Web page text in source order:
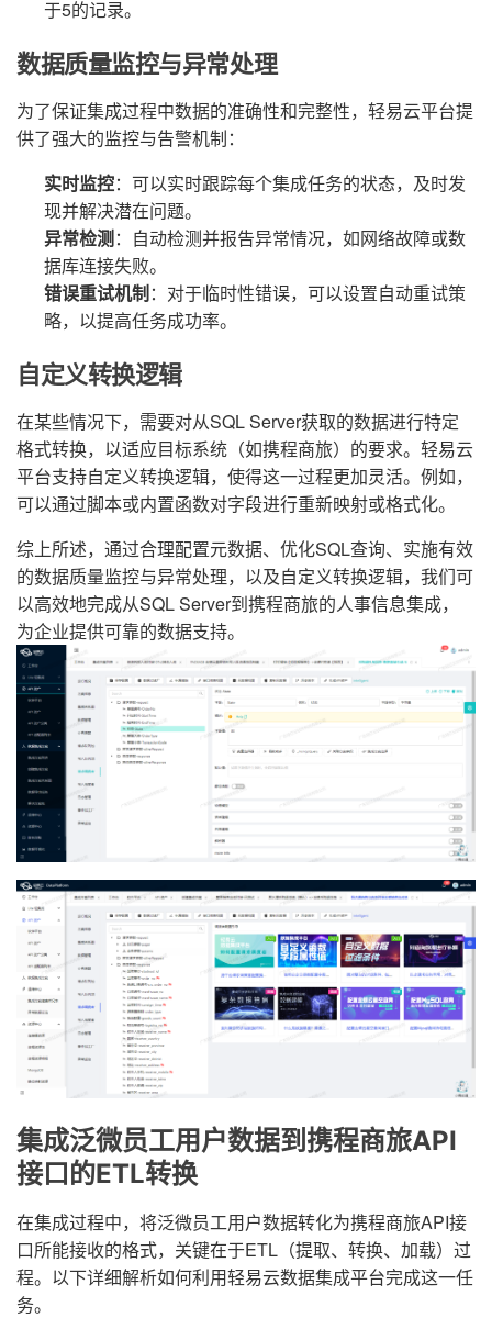
于5的记录。
数据质量监控与异常处理
为了保证集成过程中数据的准确性和完整性，轻易云平台提
供了强大的监控与告警机制：
实时监控：可以实时跟踪每个集成任务的状态，及时发
现并解决潜在问题。
异常检测：自动检测并报告异常情况，如网络故障或数
据库连接失败。
错误重试机制：对于临时性错误，可以设置自动重试策
略，以提高任务成功率。
自定义转换逻辑
在某些情况下，需要对从SQL Server获取的数据进行特定
格式转换，以适应目标系统（如携程商旅）的要求。轻易云
平台支持自定义转换逻辑，使得这一过程更加灵活。例如，
可以通过脚本或内置函数对字段进行重新映射或格式化。
综上所述，通过合理配置元数据、优化SQL查询、实施有效
的数据质量监控与异常处理，以及自定义转换逻辑，我们可
以高效地完成从SQL Server到携程商旅的人事信息集成，
为企业提供可靠的数据支持。
集成泛微员工用户数据到携程商旅API
接口的ETL转换
在集成过程中，将泛微员工用户数据转化为携程商旅API接
口所能接收的格式，关键在于ETL（提取、转换、加载）过
程。以下详细解析如何利用轻易云数据集成平台完成这一任
务。